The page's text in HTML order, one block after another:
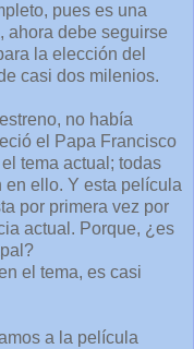
pues es una
ahora debe seguirse
la elección del
casi dos milenios.
no había
el Papa Francisco
tema actual; todas
en ello. Y esta película
por primera vez por
actual. Porque, ¿es
el tema, es casi
a la película